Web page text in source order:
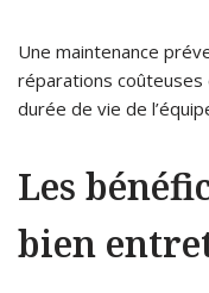
Une maintenance
réparations
durée de vie de
Les
bien